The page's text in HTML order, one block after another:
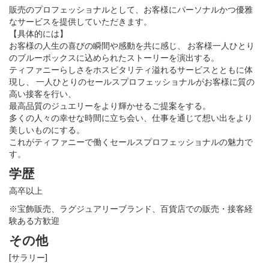
販売のプロフェッショナルとして、お客様にパーソナルかつ優雅
なサービスを提供していただきます。
【具体的には】
お客様の人生の喜びの瞬間や感動を共に感じ、 お客様一人ひとり
のブルーボックスに込められたストーリーを演出する。
ティファニーらしさをホスピタリティ溢れるサービスとともに体
現し、 一人ひとりのセールスプロフェッショナルがお客様に質の
高い接客を行い、
最高品質のジュエリーをより輝かせるご提案をする。
多くの人々の幸せな時間に立ち会い、仕事を通じて想い出をより
美しいものにする。
これがティファニーで働くセールスプロフェッショナルの魅力で
す。
学歴
高卒以上
※宝飾販売、ラグジュアリーブランド、百貨店での販売・接客経
験ある方歓迎
その他
[サラリー]